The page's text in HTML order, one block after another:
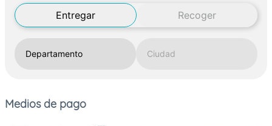
Entregar Recoger
Medios de pago